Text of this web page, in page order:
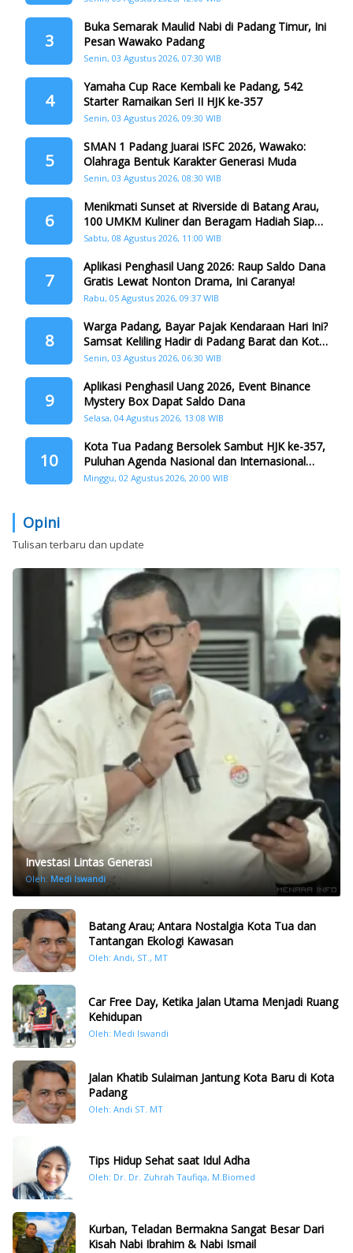
3
Buka Semarak Maulid Nabi di Padang Timur, Ini
Pesan Wawako Padang
Senin, 03 Agustus 2026, 07:30 WIB
4
Yamaha Cup Race Kembali ke Padang, 542
Starter Ramaikan Seri II HJK ke-357
Senin, 03 Agustus 2026, 09:30 WIB
5
SMAN 1 Padang Juarai ISFC 2026, Wawako:
Olahraga Bentuk Karakter Generasi Muda
Senin, 03 Agustus 2026, 08:30 WIB
6
Menikmati Sunset at Riverside di Batang Arau,
100 UMKM Kuliner dan Beragam Hadiah Siap
Memanjakan Warga di Momen HJK Padang
Sabtu, 08 Agustus 2026, 11:00 WIB
7
Aplikasi Penghasil Uang 2026: Raup Saldo Dana
Gratis Lewat Nonton Drama, Ini Caranya!
Rabu, 05 Agustus 2026, 09:37 WIB
8
Warga Padang, Bayar Pajak Kendaraan Hari Ini?
Samsat Keliling Hadir di Padang Barat dan Koto
Tangah
Senin, 03 Agustus 2026, 06:30 WIB
9
Aplikasi Penghasil Uang 2026, Event Binance
Mystery Box Dapat Saldo Dana
Selasa, 04 Agustus 2026, 13:08 WIB
10
Kota Tua Padang Bersolek Sambut HJK ke-357,
Puluhan Agenda Nasional dan Internasional
Siap Digelar
Minggu, 02 Agustus 2026, 20:00 WIB
Opini
Tulisan terbaru dan update
Investasi Lintas Generasi
Oleh: Medi Iswandi
Batang Arau; Antara Nostalgia Kota Tua dan
Tantangan Ekologi Kawasan
Oleh: Andi, ST., MT
Car Free Day, Ketika Jalan Utama Menjadi Ruang
Kehidupan
Oleh: Medi Iswandi
Jalan Khatib Sulaiman Jantung Kota Baru di Kota
Padang
Oleh: Andi ST. MT
Tips Hidup Sehat saat Idul Adha
Oleh: Dr. Dr. Zuhrah Taufiqa, M.Biomed
Kurban, Teladan Bermakna Sangat Besar Dari
Kisah Nabi Ibrahim & Nabi Ismail